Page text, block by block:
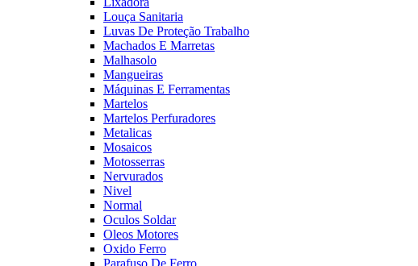
Louça Sanitaria
Luvas De Proteção Trabalho
Machados E Marretas
Malhasolo
Mangueiras
Máquinas E Ferramentas
Martelos
Martelos Perfuradores
Metalicas
Mosaicos
Motosserras
Nervurados
Nivel
Normal
Oculos Soldar
Oleos Motores
Oxido Ferro
Parafuso De Ferro